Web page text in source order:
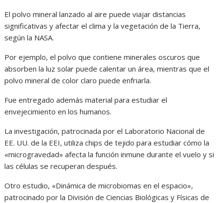
El polvo mineral lanzado al aire puede viajar distancias
significativas y afectar el clima y la vegetación de la Tierra,
según la NASA.
Por ejemplo, el polvo que contiene minerales oscuros que
absorben la luz solar puede calentar un área, mientras que el
polvo mineral de color claro puede enfriarla.
Fue entregado además material para estudiar el
envejecimiento en los humanos.
La investigación, patrocinada por el Laboratorio Nacional de
EE. UU. de la EEI, utiliza chips de tejido para estudiar cómo la
«microgravedad» afecta la función inmune durante el vuelo y si
las células se recuperan después.
Otro estudio, «Dinámica de microbiomas en el espacio»,
patrocinado por la División de Ciencias Biológicas y Físicas de